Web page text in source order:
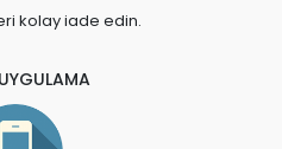
kolay iade edin.